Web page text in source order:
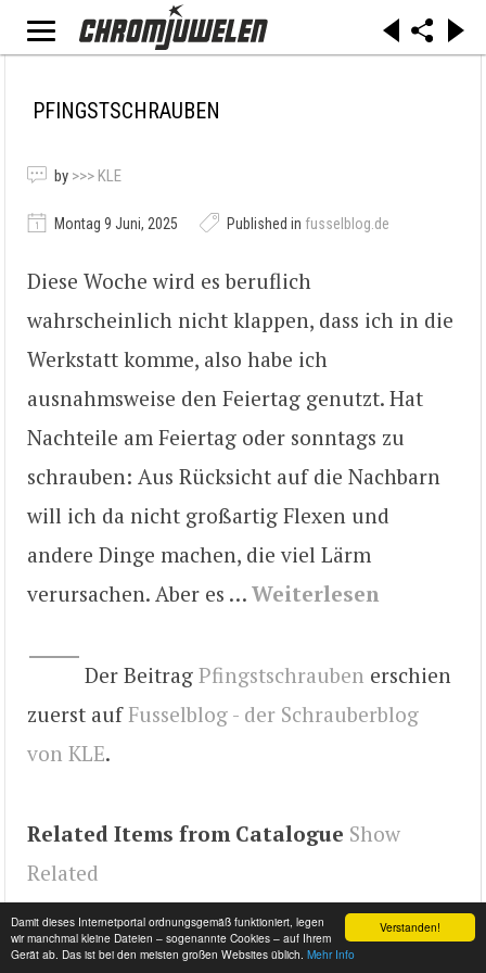
Verstanden!
Damit dieses Internetportal ordnungsgemäß funktioniert, legen
wir manchmal kleine Dateien – sogenannte Cookies – auf Ihrem
Gerät ab. Das ist bei den meisten großen Websites üblich. Mehr Info
PFINGSTSCHRAUBEN
by >>> KLE
Montag 9 Juni, 2025 Published in fusselblog.de
Diese Woche wird es beruflich
wahrscheinlich nicht klappen, dass ich in die
Werkstatt komme, also habe ich
ausnahmsweise den Feiertag genutzt. Hat
Nachteile am Feiertag oder sonntags zu
schrauben: Aus Rücksicht auf die Nachbarn
will ich da nicht großartig Flexen und
andere Dinge machen, die viel Lärm
verursachen. Aber es … Weiterlesen
Der Beitrag Pfingstschrauben erschien
zuerst auf Fusselblog - der Schrauberblog
von KLE.
Related Items from Catalogue Show
Related
Tags ColdRod